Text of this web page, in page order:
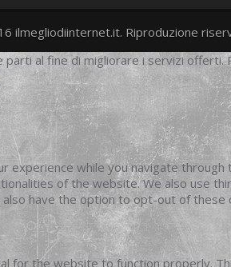
twitter
ilmegliodiinternet.it. Riproduzione
al fine di migliorare i servizi offerti.
experience while you navigate
of the website. We also use
have the option to opt-out of
for the website to function properly.